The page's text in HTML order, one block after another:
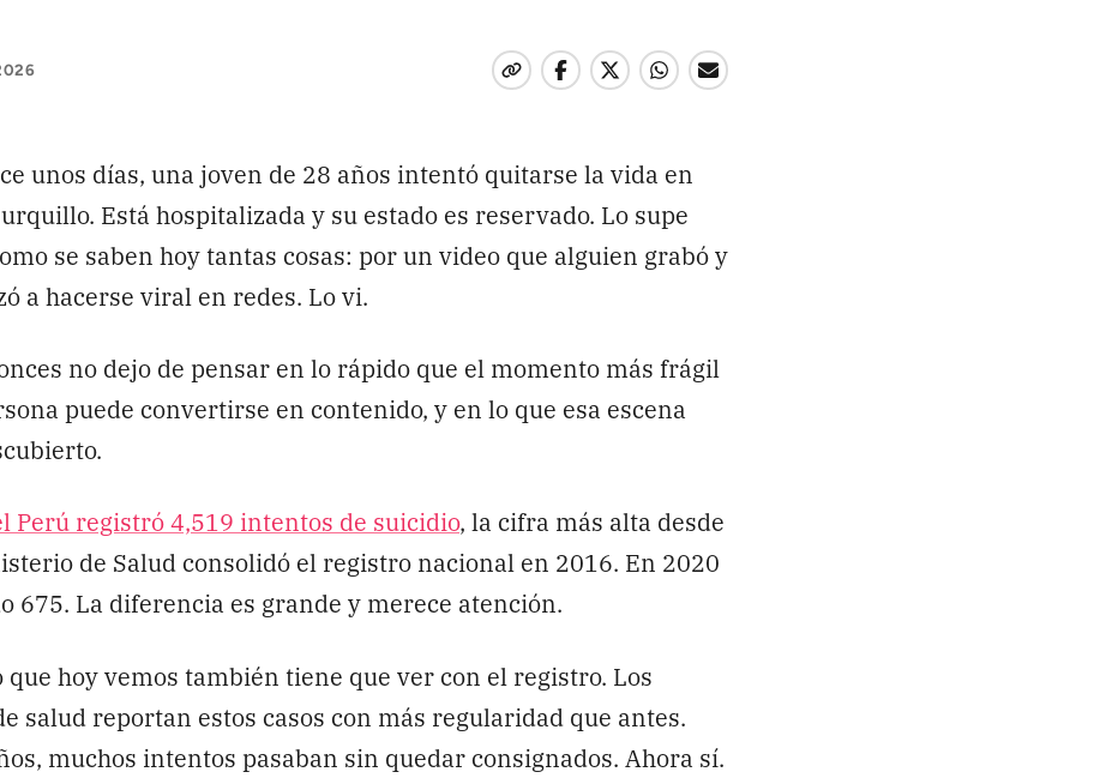
unos días, una joven de 28 años intentó quitarse la vida en
Está hospitalizada y su estado es reservado. Lo supe
se saben hoy tantas cosas: por un video que alguien grabó y
a hacerse viral en redes. Lo vi.
no dejo de pensar en lo rápido que el momento más frágil
puede convertirse en contenido, y en lo que esa escena
Perú registró 4,519 intentos de suicidio, la cifra más alta desde
de Salud consolidó el registro nacional en 2016. En 2020
675. La diferencia es grande y merece atención.
que hoy vemos también tiene que ver con el registro. Los
salud reportan estos casos con más regularidad que antes.
muchos intentos pasaban sin quedar consignados. Ahora sí.